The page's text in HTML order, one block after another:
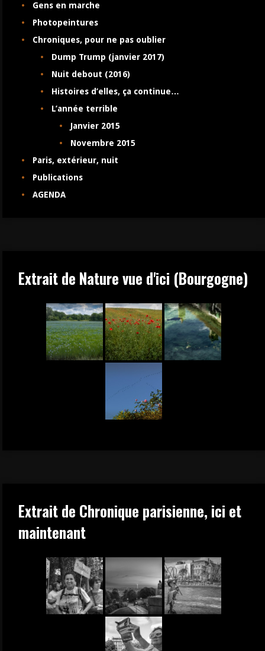
Gens en marche
Photopeintures
Chroniques, pour ne pas oublier
Dump Trump (janvier 2017)
Nuit debout (2016)
Histoires d’elles, ça continue…
L’année terrible
Janvier 2015
Novembre 2015
Paris, extérieur, nuit
Publications
AGENDA
Extrait de Nature vue d'ici (Bourgogne)
Extrait de Chronique parisienne, ici et
maintenant